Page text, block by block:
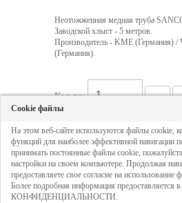
Неотожженная медная труба
Заводской хлыст - 5 метров.
Производитель - KME (Германия) /
(Германия).
Кол-во:
2 956 руб
ДОБАВИТЬ В
Cookie файлы
На этом веб-сайте используются файлы cookie,
функций для наиболее эффективной навигации
принимать постоянные файлы cookie,
настройки на своем компьютере. Продолжая
предоставляете свое согласие на использование
Более подробная информация
КОНФИДЕНЦИАЛЬНОСТИ.